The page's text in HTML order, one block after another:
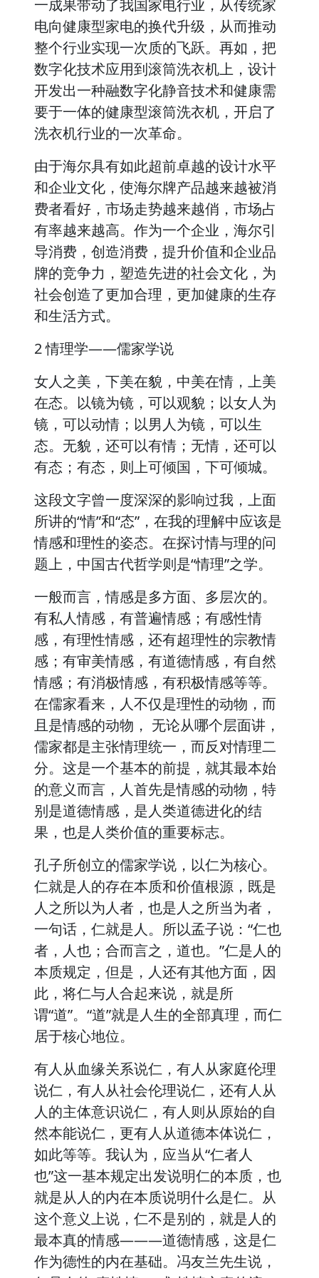
一成果带动了我国家电行业，从传统家
电向健康型家电的换代升级，从而推动
整个行业实现一次质的飞跃。再如，把
数字化技术应用到滚筒洗衣机上，设计
开发出一种融数字化静音技术和健康需
要于一体的健康型滚筒洗衣机，开启了
洗衣机行业的一次革命。
由于海尔具有如此超前卓越的设计水平
和企业文化，使海尔牌产品越来越被消
费者看好，市场走势越来越俏，市场占
有率越来越高。作为一个企业，海尔引
导消费，创造消费，提升价值和企业品
牌的竞争力，塑造先进的社会文化，为
社会创造了更加合理，更加健康的生存
和生活方式。
2 情理学——儒家学说
女人之美，下美在貌，中美在情，上美
在态。以镜为镜，可以观貌；以女人为
镜，可以动情；以男人为镜，可以生
态。无貌，还可以有情；无情，还可以
有态；有态，则上可倾国，下可倾城。
这段文字曾一度深深的影响过我，上面
所讲的“情”和“态”，在我的理解中应该是
情感和理性的姿态。在探讨情与理的问
题上，中国古代哲学则是“情理”之学。
一般而言，情感是多方面、多层次的。
有私人情感，有普遍情感；有感性情
感，有理性情感，还有超理性的宗教情
感；有审美情感，有道德情感，有自然
情感；有消极情感，有积极情感等等。
在儒家看来，人不仅是理性的动物，而
且是情感的动物， 无论从哪个层面讲，
儒家都是主张情理统一，而反对情理二
分。这是一个基本的前提，就其最本始
的意义而言，人首先是情感的动物，特
别是道德情感，是人类道德进化的结
果，也是人类价值的重要标志。
孔子所创立的儒家学说，以仁为核心。
仁就是人的存在本质和价值根源，既是
人之所以为人者，也是人之所当为者，
一句话，仁就是人。所以孟子说：“仁也
者，人也；合而言之，道也。”仁是人的
本质规定，但是，人还有其他方面，因
此，将仁与人合起来说，就是所
谓“道”。“道”就是人生的全部真理，而仁
居于核心地位。
有人从血缘关系说仁，有人从家庭伦理
说仁，有人从社会伦理说仁，还有人从
人的主体意识说仁，有人则从原始的自
然本能说仁，更有人从道德本体说仁，
如此等等。我认为，应当从“仁者人
也”这一基本规定出发说明仁的本质，也
就是从人的内在本质说明什么是仁。从
这个意义上说，仁不是别的，就是人的
最本真的情感———道德情感，这是仁
作为德性的内在基础。冯友兰先生说，